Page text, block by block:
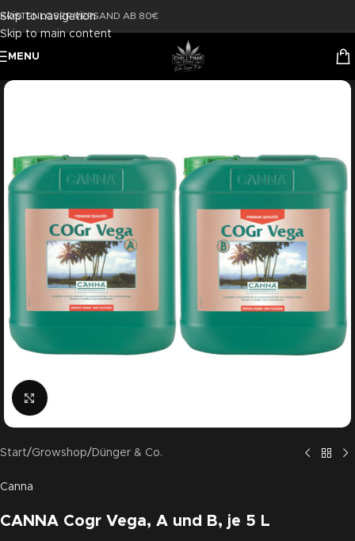
Skip to navigation
Skip to main content
KOSTENLOSER VERSAND AB 80€
MENU
Click to enlarge
Start/Growshop/ Dünger & Co.
Canna
CANNA Cogr Vega, A und B, je 5 L